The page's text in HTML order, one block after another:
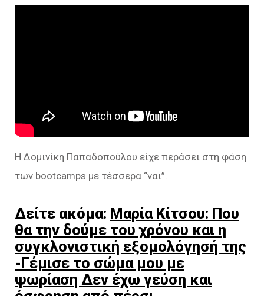
Η Δομινίκη Παπαδοπούλου είχε περάσει στη φάση
των bootcamps με τέσσερα “ναι”.
Δείτε ακόμα: Μαρία Κίτσου: Που
θα την δούμε του χρόνου και η
συγκλονιστική εξομολόγησή της
-Γέμισε το σώμα μου με
ψωρίαση Δεν έχω γεύση και